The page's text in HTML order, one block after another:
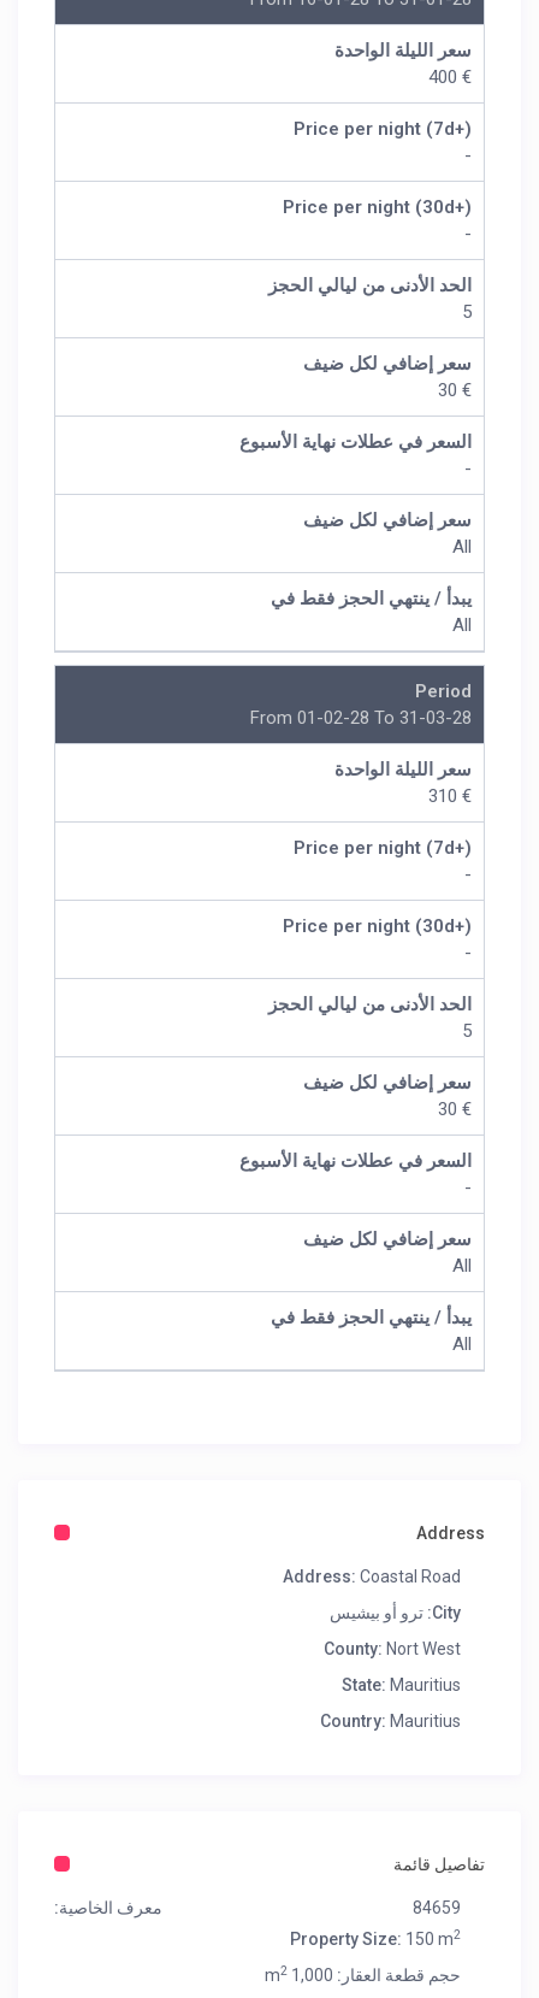
سعر الليلة الواحدة
€ 400
Price per night (7d+)
-
Price per night (30d+)
-
الحد الأدنى من ليالي الحجز
5
سعر إضافي لكل ضيف
€ 30
السعر في عطلات نهاية الأسبوع
-
سعر إضافي لكل ضيف
All
يبدأ / ينتهي الحجز فقط في
All
Period
From 01-02-28 To 31-03-28
سعر الليلة الواحدة
€ 310
Price per night (7d+)
-
Price per night (30d+)
-
الحد الأدنى من ليالي الحجز
5
سعر إضافي لكل ضيف
€ 30
السعر في عطلات نهاية الأسبوع
-
سعر إضافي لكل ضيف
All
يبدأ / ينتهي الحجز فقط في
All
Address
Address: Coastal Road
City: ترو أو بيشيس
County: Nort West
State: Mauritius
Country: Mauritius
تفاصيل قائمة
معرف الخاصية:
84659
Property Size: 150 m2
حجم قطعة العقار: 2